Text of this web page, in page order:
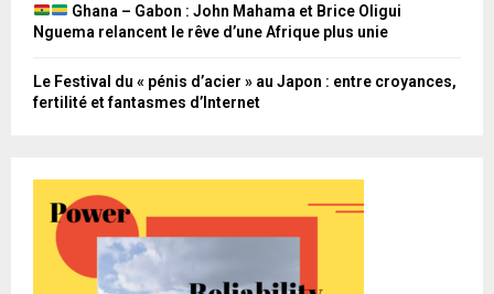
Ghana – Gabon : John Mahama et Brice Oligui
Nguema relancent le rêve d’une Afrique plus unie
Le Festival du « pénis d’acier » au Japon : entre croyances,
fertilité et fantasmes d’Internet